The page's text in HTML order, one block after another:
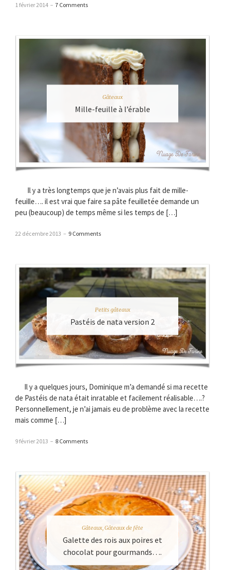
1 février 2014 – 7 Comments
Gâteaux
Mille-feuille à l’érable
Il y a très longtemps que je n’avais plus fait de mille-
feuille…. il est vrai que faire sa pâte feuilletée demande un
peu (beaucoup) de temps même si les temps de […]
22 décembre 2013 – 9 Comments
Petits gâteaux
Pastéis de nata version 2
Il y a quelques jours, Dominique m’a demandé si ma recette
de Pastéis de nata était inratable et facilement réalisable….?
Personnellement, je n’ai jamais eu de problème avec la recette
mais comme […]
9 février 2013 – 8 Comments
Gâteaux Gâteaux de fête
Galette des rois aux poires et
chocolat pour gourmands….